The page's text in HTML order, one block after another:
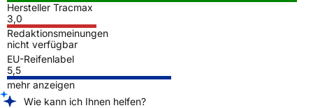
Hersteller Tracmax
3,0
Redaktionsmeinungen
nicht verfügbar
EU-Reifenlabel
5,5
mehr anzeigen
Wie kann ich Ihnen helfen?